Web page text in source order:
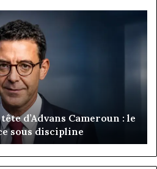
d’Advans Cameroun : le
sous discipline
à